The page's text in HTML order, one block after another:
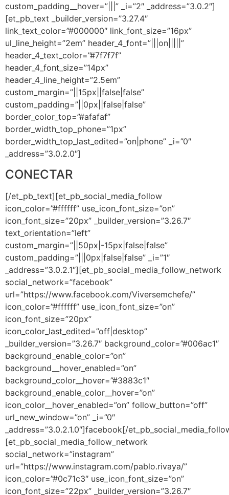
custom_padding__hover=”|||” _i=”2″ _address=”3.0.2″]
[et_pb_text _builder_version=”3.27.4″
link_text_color=”#000000″ link_font_size=”16px”
ul_line_height=”2em” header_4_font=”|||on|||||”
header_4_text_color=”#7f7f7f”
header_4_font_size=”14px”
header_4_line_height=”2.5em”
custom_margin=”||15px||false|false”
custom_padding=”||0px||false|false”
border_color_top=”#afafaf”
border_width_top_phone=”1px”
border_width_top_last_edited=”on|phone” _i=”0″
_address=”3.0.2.0″]
CONECTAR
[/et_pb_text][et_pb_social_media_follow
icon_color=”#ffffff” use_icon_font_size=”on”
icon_font_size=”20px” _builder_version=”3.26.7″
text_orientation=”left”
custom_margin=”||50px|-15px|false|false”
custom_padding=”|||0px|false|false” _i=”1″
_address=”3.0.2.1″][et_pb_social_media_follow_network
social_network=”facebook”
url=”https://www.facebook.com/Viversemchefe/”
icon_color=”#ffffff” use_icon_font_size=”on”
icon_font_size=”20px”
icon_color_last_edited=”off|desktop”
_builder_version=”3.26.7″ background_color=”#006ac1″
background_enable_color=”on”
background__hover_enabled=”on”
background_color__hover=”#3883c1″
background_enable_color__hover=”on”
icon_color__hover_enabled=”on” follow_button=”off”
url_new_window=”on” _i=”0″
_address=”3.0.2.1.0″]facebook[/
[et_pb_social_media_follow_network
social_network=”instagram”
url=”https://www.instagram.com/pablo.rivaya/”
icon_color=”#0c71c3″ use_icon_font_size=”on”
icon_font_size=”22px” _builder_version=”3.26.7″